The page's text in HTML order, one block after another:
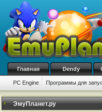
Главная Dendy
PC Engine Программы для
ЭмуПланет.ру